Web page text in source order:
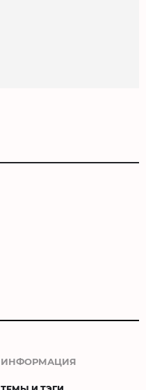
ИНФОРМАЦИЯ